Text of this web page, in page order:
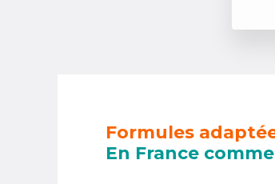
Formules
En France